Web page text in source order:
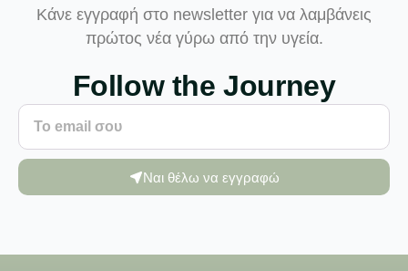
Κάνε εγγραφή στο newsletter για να λαμβάνεις
πρώτος νέα γύρω από την υγεία.
Follow the Journey
Ναι θέλω να εγγραφώ